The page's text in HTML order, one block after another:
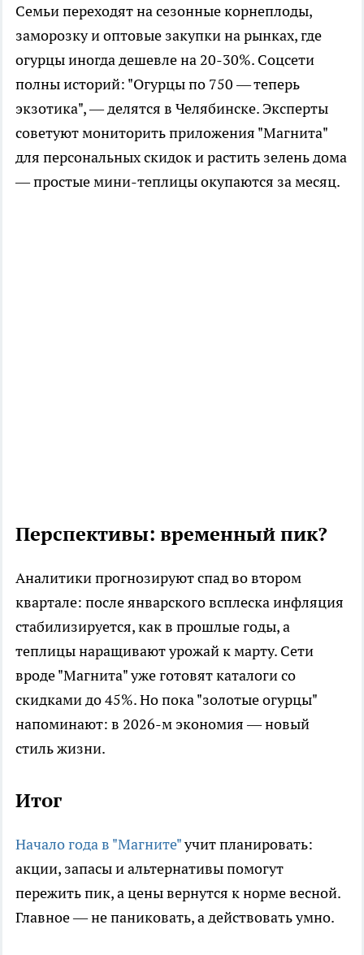
Семьи переходят на сезонные корнеплоды,
заморозку и оптовые закупки на рынках, где
огурцы иногда дешевле на 20-30%. Соцсети
полны историй: "Огурцы по 750 — теперь
экзотика", — делятся в Челябинске. Эксперты
советуют мониторить приложения "Магнита"
для персональных скидок и растить зелень дома
— простые мини-теплицы окупаются за месяц.
Перспективы: временный пик?
Аналитики прогнозируют спад во втором
квартале: после январского всплеска инфляция
стабилизируется, как в прошлые годы, а
теплицы наращивают урожай к марту. Сети
вроде "Магнита" уже готовят каталоги со
скидками до 45%. Но пока "золотые огурцы"
напоминают: в 2026-м экономия — новый
стиль жизни.
Итог
Начало года в "Магните"учит планировать:
акции, запасы и альтернативы помогут
пережить пик, а цены вернутся к норме весной.
Главное — не паниковать, а действовать умно.